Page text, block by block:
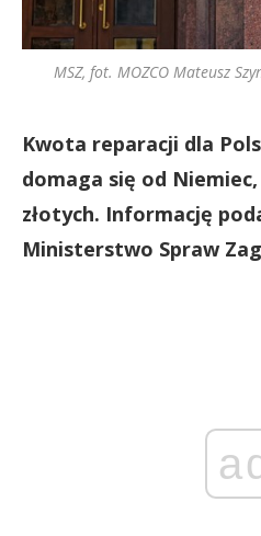
MSZ, fot. MOZCO Mateusz
Kwota reparacji dla
domaga się od
złotych. Informację
Ministerstwo Spraw